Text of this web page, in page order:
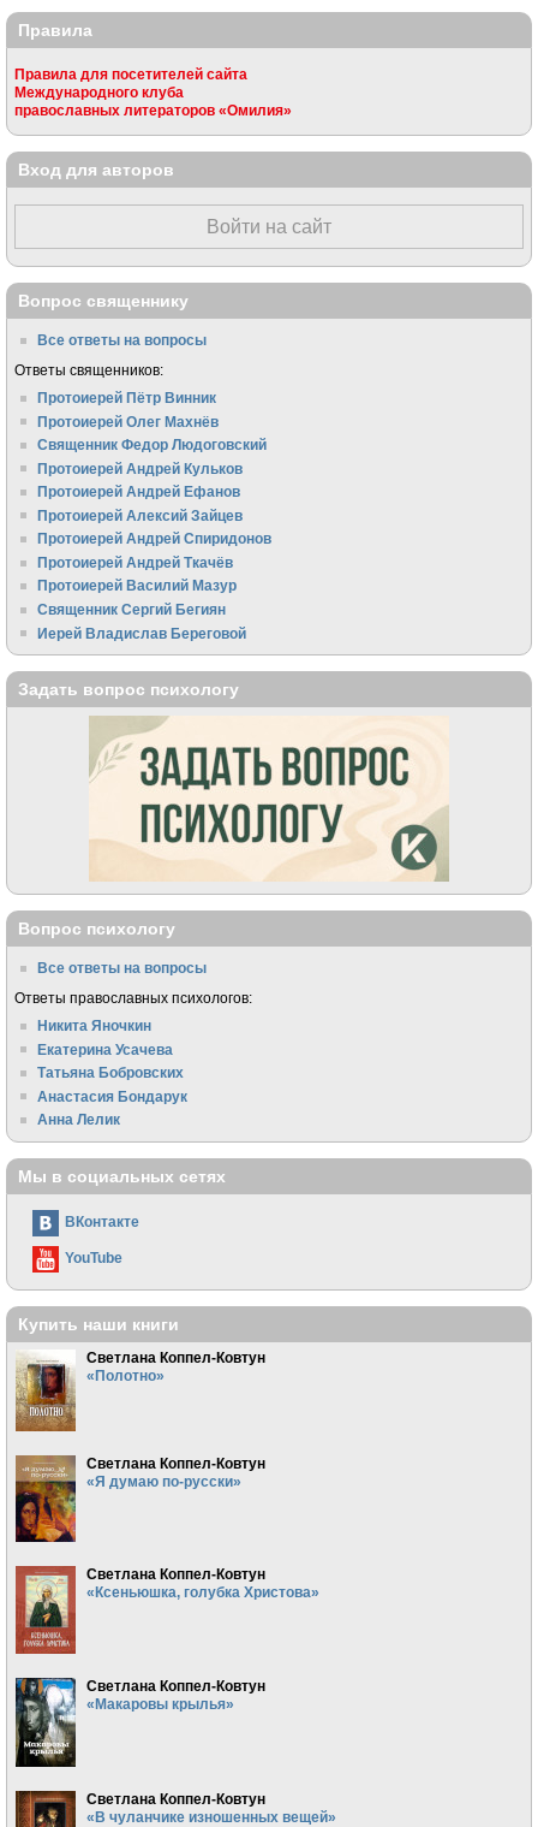
Правила
Правила для посетителей сайта
Международного клуба
православных литераторов «Омилия»
Вход для авторов
Войти на сайт
Вопрос священнику
Все ответы на вопросы
Ответы священников:
Протоиерей Пётр Винник
Протоиерей Олег Махнёв
Священник Федор Людоговский
Протоиерей Андрей Кульков
Протоиерей Андрей Ефанов
Протоиерей Алексий Зайцев
Протоиерей Андрей Спиридонов
Протоиерей Андрей Ткачёв
Протоиерей Василий Мазур
Священник Сергий Бегиян
Иерей Владислав Береговой
Задать вопрос психологу
Вопрос психологу
Все ответы на вопросы
Ответы православных психологов:
Никита Яночкин
Екатерина Усачева
Татьяна Бобровских
Анастасия Бондарук
Анна Лелик
Мы в социальных сетях
ВКонтакте
YouTube
Купить наши книги
Светлана Коппел-Ковтун
«Полотно»
Светлана Коппел-Ковтун
«Я думаю по-русски»
Светлана Коппел-Ковтун
«Ксеньюшка, голубка Христова»
Светлана Коппел-Ковтун
«Макаровы крылья»
Светлана Коппел-Ковтун
«В чуланчике изношенных вещей»